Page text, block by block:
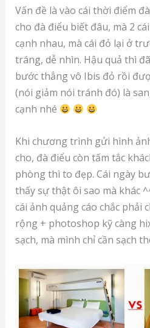
Vấn đề là vào cái thời điểm
cho đà điểu biết đâu, mà 2
cạnh nhau, mà cái đỏ lại ở
tráng, dễ nhìn. Hậu quả thì
bước thẳng vô Ibis đỏ rồi
(nói giảm nói tránh đó) là
cạnh nhé
Khi chương trình gửi hình
cho, đà điểu còn tấm tắc
phòng thì to đẹp. Cái ngày
thấy sự thật ôi sao mà khác
cái ảnh quảng cáo chắc phải
rộng + photoshop kỹ càng
sạch, mà mình chỉ cần sạch